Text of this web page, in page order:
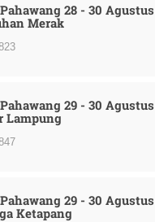
28 - 30 Agustus
Merak
29 - 30 Agustus
Lampung
29 - 30 Agustus
Ketapang